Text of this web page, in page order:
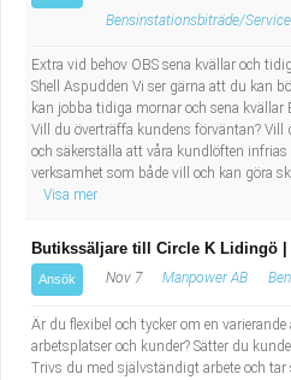
Bensinstationsbiträde/
Extra vid behov OBS sena kvällar och
Shell Aspudden Vi ser gärna att du kan
kan jobba tidiga mornar och sena
Vill du överträffa kundens förväntan? Vill
och säkerställa att våra kundlöften
verksamhet som både vill och kan göra
Visa mer
Butikssäljare till Circle K Lidingö
Ansök Nov 7 Manpower AB
Är du flexibel och tycker om en
arbetsplatser och kunder? Sätter du
Trivs du med självständigt arbete och